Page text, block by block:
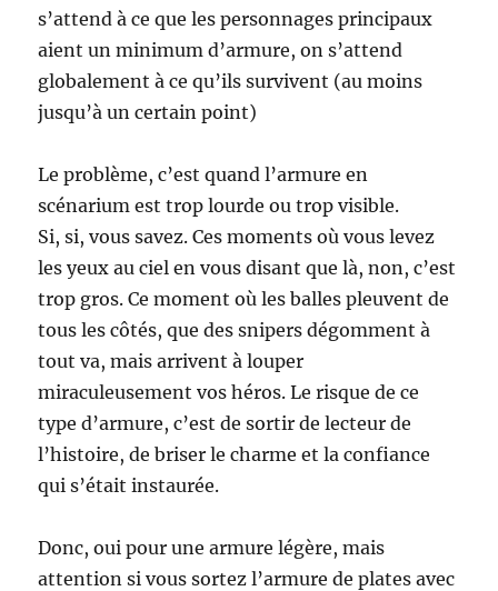
s’attend à ce que les personnages principaux
aient un minimum d’armure, on s’attend
globalement à ce qu’ils survivent (au moins
jusqu’à un certain point)
Le problème, c’est quand l’armure en
scénarium est trop lourde ou trop visible.
Si, si, vous savez. Ces moments où vous levez
les yeux au ciel en vous disant que là, non, c’est
trop gros. Ce moment où les balles pleuvent de
tous les côtés, que des snipers dégomment à
tout va, mais arrivent à louper
miraculeusement vos héros. Le risque de ce
type d’armure, c’est de sortir de lecteur de
l’histoire, de briser le charme et la confiance
qui s’était instaurée.
Donc, oui pour une armure légère, mais
attention si vous sortez l’armure de plates avec